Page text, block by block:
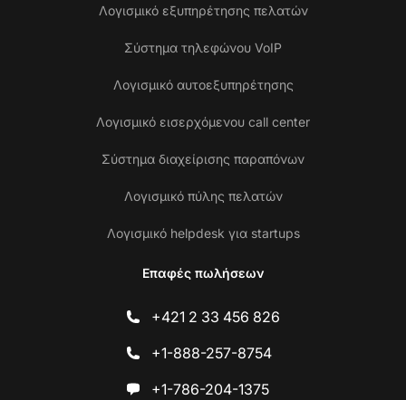
Λογισμικό εξυπηρέτησης πελατών
Σύστημα τηλεφώνου VoIP
Λογισμικό αυτοεξυπηρέτησης
Λογισμικό εισερχόμενου call center
Σύστημα διαχείρισης παραπόνων
Λογισμικό πύλης πελατών
Λογισμικό helpdesk για startups
Επαφές πωλήσεων
+421 2 33 456 826
+1-888-257-8754
+1-786-204-1375